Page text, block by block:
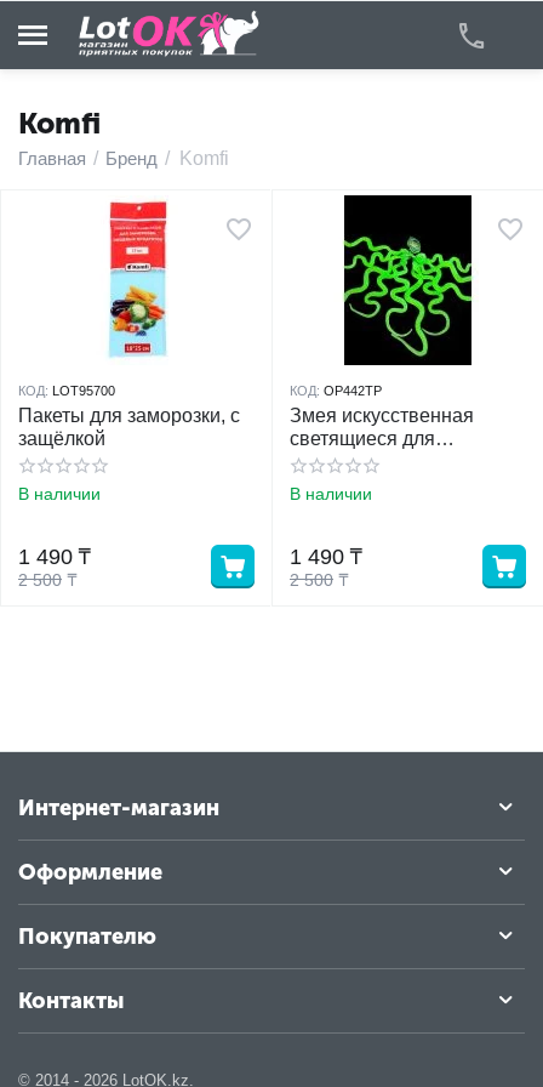
Komfi
Главная / Бренд / Komfi
КОД: LOT95700
Пакеты для заморозки, с
защёлкой
В наличии
2 500 ₸
1 490 ₸
КОД: OP442TP
Змея искусственная
светящиеся для
розыгрыша, 2 шт в
наборе
В наличии
2 500 ₸
1 490 ₸
Интернет-магазин
Оформление
Покупателю
Контакты
© 2014 - 2026 LotOK.kz.